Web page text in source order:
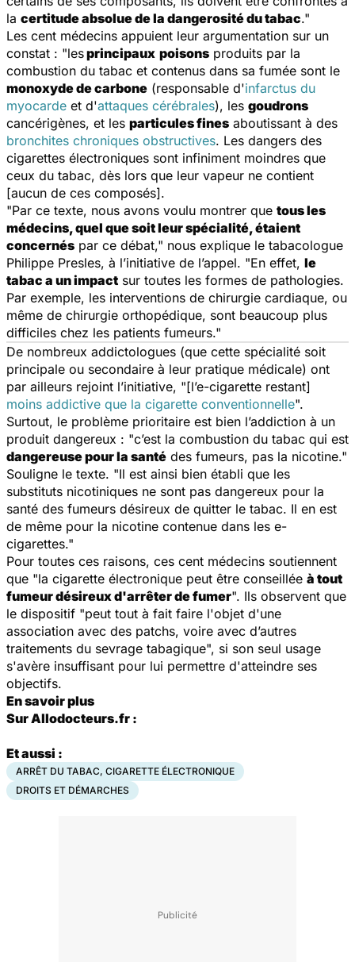
la certitude absolue de la dangerosité du tabac."
Les cent médecins appuient leur argumentation sur un
constat : "lesprincipaux poisons produits par la
combustion du tabac et contenus dans sa fumée sont le
monoxyde de carbone (responsable d'infarctus du
myocarde et d'attaques cérébrales), les goudrons
cancérigènes, et les particules fines aboutissant à des
bronchites chroniques obstructives. Les dangers des
cigarettes électroniques sont infiniment moindres que
ceux du tabac, dès lors que leur vapeur ne contient
[aucun de ces composés].
"Par ce texte, nous avons voulu montrer que tous les
médecins, quel que soit leur spécialité, étaient
concernés par ce débat," nous explique le tabacologue
Philippe Presles, à l’initiative de l’appel. "En effet, le
tabac a un impact sur toutes les formes de pathologies.
Par exemple, les interventions de chirurgie cardiaque, ou
même de chirurgie orthopédique, sont beaucoup plus
difficiles chez les patients fumeurs."
De nombreux addictologues (que cette spécialité soit
principale ou secondaire à leur pratique médicale) ont
par ailleurs rejoint l’initiative, "[l’e-cigarette restant]
moins addictive que la cigarette conventionnelle".
Surtout, le problème prioritaire est bien l’addiction à un
produit dangereux : "c’est la combustion du tabac qui est
dangereuse pour la santé des fumeurs, pas la nicotine."
Souligne le texte. "Il est ainsi bien établi que les
substituts nicotiniques ne sont pas dangereux pour la
santé des fumeurs désireux de quitter le tabac. Il en est
de même pour la nicotine contenue dans les e-
cigarettes."
Pour toutes ces raisons, ces cent médecins soutiennent
que "la cigarette électronique peut être conseillée à tout
fumeur désireux d'arrêter de fumer". Ils observent que
le dispositif "peut tout à fait faire l'objet d'une
association avec des patchs, voire avec d’autres
traitements du sevrage tabagique", si son seul usage
s'avère insuffisant pour lui permettre d'atteindre ses
objectifs.
En savoir plus
Sur Allodocteurs.fr :
Et aussi :
ARRÊT DU TABAC, CIGARETTE ÉLECTRONIQUE
DROITS ET DÉMARCHES